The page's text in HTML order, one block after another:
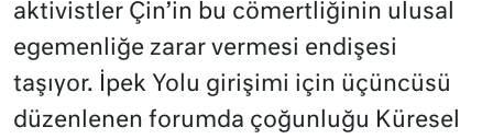
aktivistler Çin’in bu cömertliğinin ulusal
egemenliğe zarar vermesi endişesi
taşıyor. İpek Yolu girişimi için üçüncüsü
düzenlenen forumda çoğunluğu Küresel